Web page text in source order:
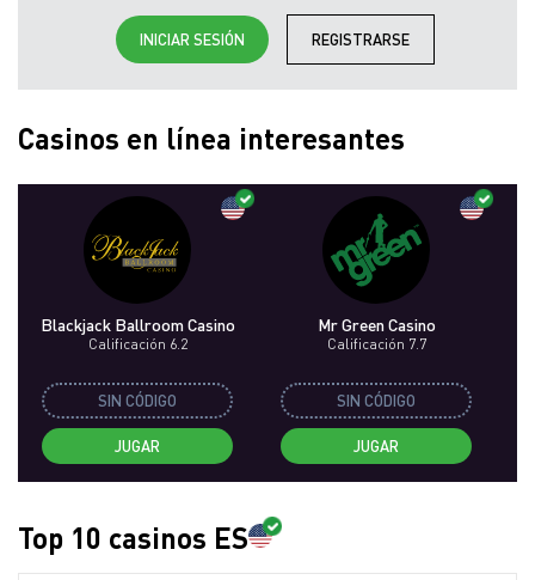
INICIAR SESIÓN REGISTRARSE
Casinos en línea interesantes
Blackjack Ballroom Casino
Calificación 6.2
SIN CÓDIGO
JUGAR
Mr Green Casino
Calificación 7.7
SIN CÓDIGO
JUGAR
Top 10 casinos ES